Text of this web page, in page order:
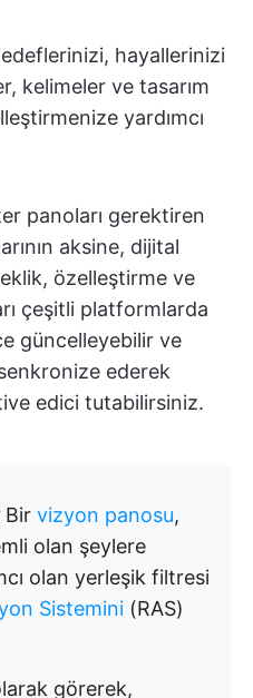
hayallerinizi
kelimeler ve tasarım
yardımcı
panoları gerektiren
aksine, dijital
özelleştirme ve
çeşitli platformlarda
güncelleyebilir ve
ederek
edici tutabilirsiniz.
Bir vizyon panosu,
olan şeylere
olan yerleşik filtresi
Sistemini (RAS)
görerek,